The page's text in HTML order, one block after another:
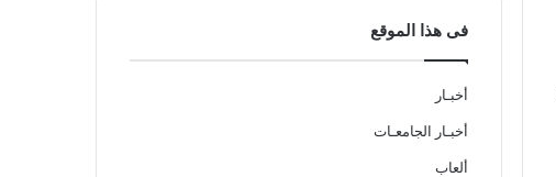
فى هذا الموقع
أخبـار
أخبـار الجامعـات
ألعاب